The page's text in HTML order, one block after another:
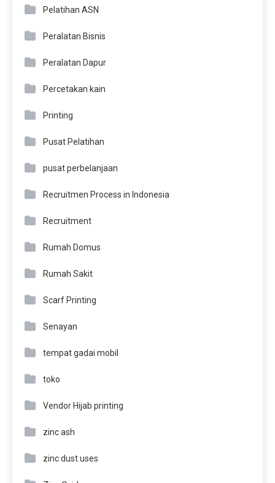
Pelatihan ASN
Peralatan Bisnis
Peralatan Dapur
Percetakan kain
Printing
Pusat Pelatihan
pusat perbelanjaan
Recruitmen Process in Indonesia
Recruitment
Rumah Domus
Rumah Sakit
Scarf Printing
Senayan
tempat gadai mobil
toko
Vendor Hijab printing
zinc ash
zinc dust uses